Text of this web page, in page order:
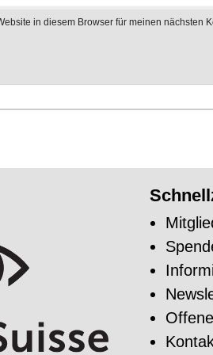
in diesem Browser für meinen nächsten